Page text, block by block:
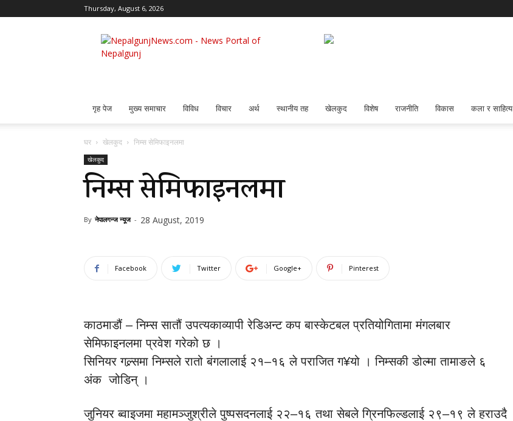
Thursday, August 6, 2026
Nepalgunj
News
गृह पेज मुख्य समाचार विविध विचार अर्थ स्थानीय तह खेलकुद विशेष राजनीति विकास कला र साहित्य
घर खेलकुद निम्स सेमिफाइनलमा
खेलकुद
निम्स सेमिफाइनलमा
By नेपालगन्ज न्यूज - 28 August, 2019
Facebook Twitter Google+ Pinterest
काठमाडौं – निम्स सातौं उपत्यकाव्यापी रेडिअन्ट कप बास्केटबल प्रतियोगितामा मंगलबार
सेमिफाइनलमा प्रवेश गरेको छ ।
सिनियर गल्र्समा निम्सले रातो बंगलालाई २१–१६ ले पराजित ग¥यो । निम्सकी डोल्मा तामाङले ६
अंक जोडिन् ।
जुनियर ब्वाइजमा महामञ्जुश्रीले पुष्पसदनलाई २२–१६ तथा सेबले ग्रिनफिल्डलाई २९–१९ ले हराउदै